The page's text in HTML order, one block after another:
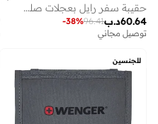
حقيبة سفر رايل بعجلات صلبة ٨٢ سم عنابي
د.ب60.64
96.41
-38%
توصيل مجاني
للجنسين